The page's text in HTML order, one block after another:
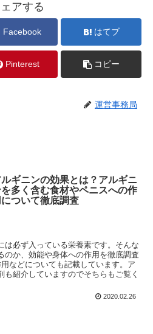
アする
Facebook はてブ
Pinterest コピー
運営事務局
ルギニンの効果とは？アルギニ
を多く含む食材やペニスへの作
について徹底調査
は必ず入っている栄養素です。そんな
のか、効能や身体への作用を徹底調査
などについても記載しています。ア
紹介していますのでそちらもご覧く
2020.02.26